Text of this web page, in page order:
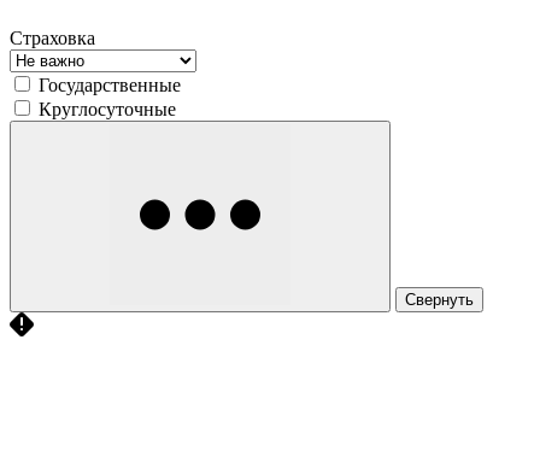
Страховка
Государственные
Круглосуточные
Свернуть